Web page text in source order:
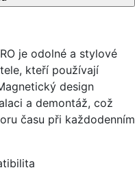
je odolné a stylové
kteří používají
design
a demontáž, což
času při každodenním